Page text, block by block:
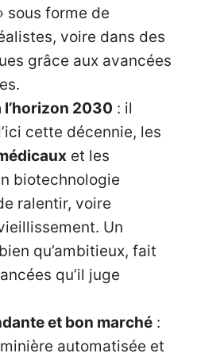
sous forme de
voire dans des
grâce aux avancées
2030 : il
cette décennie, les
et les
biotechnologie
ralentir, voire
Un
qu’ambitieux, fait
qu’il juge
et bon marché :
automatisée et